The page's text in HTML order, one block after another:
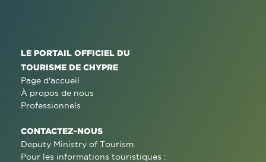
LE PORTAIL OFFICIEL DU
TOURISME DE CHYPRE
Page d'accueil
À propos de nous
Professionnels
CONTACTEZ-NOUS
Deputy Ministry of Tourism
Pour les informations touristiques :